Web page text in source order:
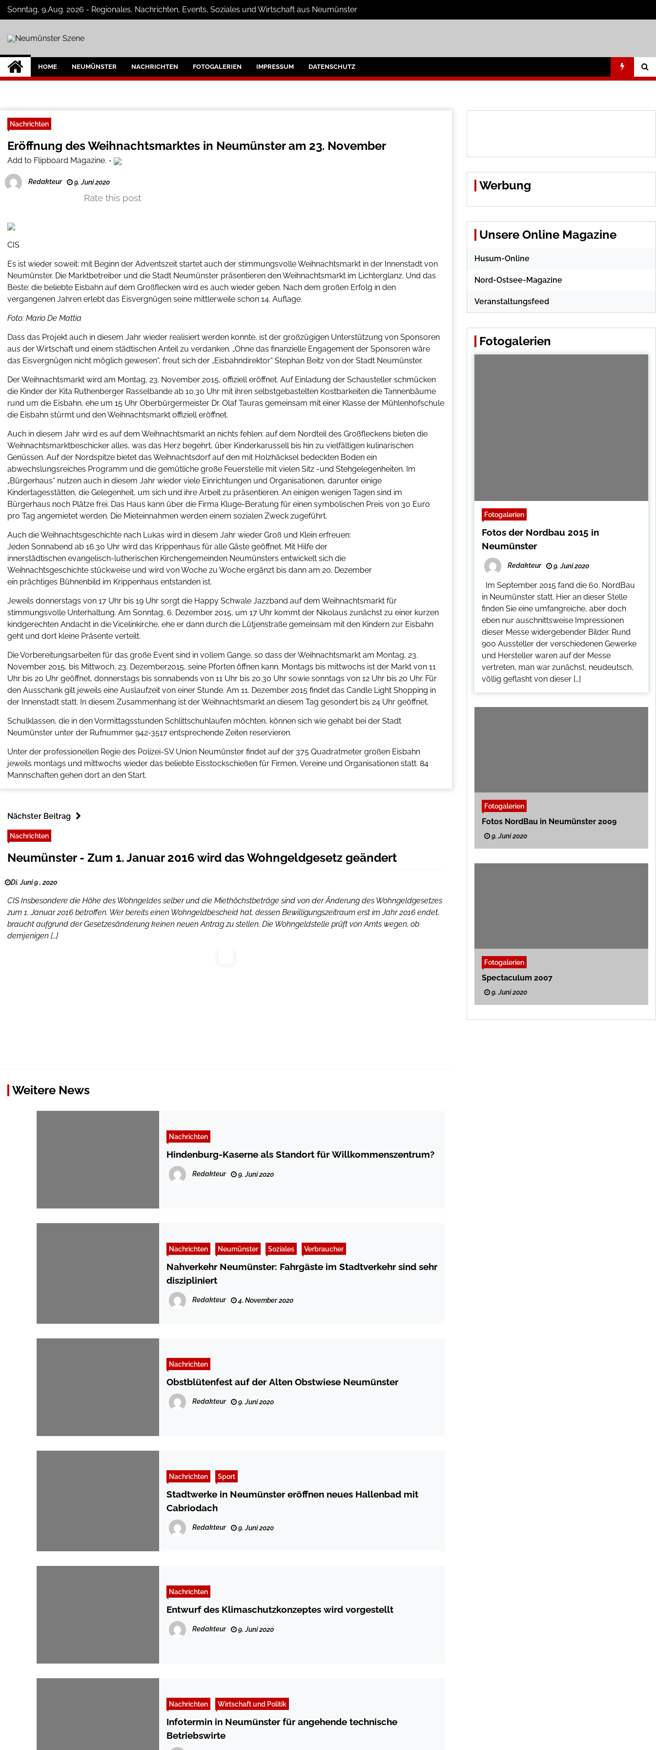
SkipSonntag, 9,Aug. 2026 - Regionales, Nachrichten, Events, Soziales und Wirtschaft aus Neumünster
Neumünster Szene
Neuigkeiten und Nachrichten aus Neumünster und Umgebung
HOME NEUMÜNSTER NACHRICHTEN FOTOGALERIEN IMPRESSUM DATENSCHUTZ
Nachrichten
Eröffnung des Weihnachtsmarktes in Neumünster am 23. November
Add to Flipboard Magazine. -
Redakteur 9. Juni 2020
Rate this post
CIS
Es ist wieder soweit: mit Beginn der Adventszeit startet auch der stimmungsvolle Weihnachtsmarkt in der Innenstadt von
Neumünster. Die Marktbetreiber und die Stadt Neumünster präsentieren den Weihnachtsmarkt im Lichterglanz. Und das
Beste: die beliebte Eisbahn auf dem Großflecken wird es auch wieder geben. Nach dem großen Erfolg in den
vergangenen Jahren erlebt das Eisvergnügen seine mittlerweile schon 14. Auflage.
Foto: Mario De Mattia
Dass das Projekt auch in diesem Jahr wieder realisiert werden konnte, ist der großzügigen Unterstützung von Sponsoren
aus der Wirtschaft und einem städtischen Anteil zu verdanken. „Ohne das finanzielle Engagement der Sponsoren wäre
das Eisvergnügen nicht möglich gewesen“, freut sich der „Eisbahndirektor“ Stephan Beitz von der Stadt Neumünster.
Der Weihnachtsmarkt wird am Montag, 23. November 2015, offiziell eröffnet. Auf Einladung der Schausteller schmücken
die Kinder der Kita Ruthenberger Rasselbande ab 10.30 Uhr mit ihren selbstgebastelten Kostbarkeiten die Tannenbäume
rund um die Eisbahn, ehe um 15 Uhr Oberbürgermeister Dr. Olaf Tauras gemeinsam mit einer Klasse der Mühlenhofschule
die Eisbahn stürmt und den Weihnachtsmarkt offiziell eröffnet.
Auch in diesem Jahr wird es auf dem Weihnachtsmarkt an nichts fehlen: auf dem Nordteil des Großfleckens bieten die
Weihnachtsmarktbeschicker alles, was das Herz begehrt, über Kinderkarussell bis hin zu vielfältigen kulinarischen
Genüssen. Auf der Nordspitze bietet das Weihnachtsdorf auf den mit Holzhäcksel bedeckten Boden ein
abwechslungsreiches Programm und die gemütliche große Feuerstelle mit vielen Sitz -und Stehgelegenheiten. Im
„Bürgerhaus“ nutzen auch in diesem Jahr wieder viele Einrichtungen und Organisationen, darunter einige
Kindertagesstätten, die Gelegenheit, um sich und ihre Arbeit zu präsentieren. An einigen wenigen Tagen sind im
Bürgerhaus noch Plätze frei. Das Haus kann über die Firma Kluge-Beratung für einen symbolischen Preis von 30 Euro
pro Tag angemietet werden. Die Mieteinnahmen werden einem sozialen Zweck zugeführt.
Auch die Weihnachtsgeschichte nach Lukas wird in diesem Jahr wieder Groß und Klein erfreuen:
Jeden Sonnabend ab 16.30 Uhr wird das Krippenhaus für alle Gäste geöffnet. Mit Hilfe der
innerstädtischen evangelisch-lutherischen Kirchengemeinden Neumünsters entwickelt sich die
Weihnachtsgeschichte stückweise und wird von Woche zu Woche ergänzt bis dann am 20. Dezember
ein prächtiges Bühnenbild im Krippenhaus entstanden ist.
Jeweils donnerstags von 17 Uhr bis 19 Uhr sorgt die Happy Schwale Jazzband auf dem Weihnachtsmarkt für
stimmungsvolle Unterhaltung. Am Sonntag, 6. Dezember 2015, um 17 Uhr kommt der Nikolaus zunächst zu einer kurzen
kindgerechten Andacht in die Vicelinkirche, ehe er dann durch die Lütjenstraße gemeinsam mit den Kindern zur Eisbahn
geht und dort kleine Präsente verteilt.
Die Vorbereitungsarbeiten für das große Event sind in vollem Gange, so dass der Weihnachtsmarkt am Montag, 23.
November 2015, bis Mittwoch, 23. Dezember2015, seine Pforten öffnen kann. Montags bis mittwochs ist der Markt von 11
Uhr bis 20 Uhr geöffnet, donnerstags bis sonnabends von 11 Uhr bis 20.30 Uhr sowie sonntags von 12 Uhr bis 20 Uhr. Für
den Ausschank gilt jeweils eine Auslaufzeit von einer Stunde. Am 11. Dezember 2015 findet das Candle Light Shopping in
der Innenstadt statt. In diesem Zusammenhang ist der Weihnachtsmarkt an diesem Tag gesondert bis 24 Uhr geöffnet.
Schulklassen, die in den Vormittagsstunden Schlittschuhlaufen möchten, können sich wie gehabt bei der Stadt
Neumünster unter der Rufnummer 942-3517 entsprechende Zeiten reservieren.
Unter der professionellen Regie des Polizei-SV Union Neumünster findet auf der 375 Quadratmeter großen Eisbahn
jeweils montags und mittwochs wieder das beliebte Eisstockschießen für Firmen, Vereine und Organisationen statt. 84
Mannschaften gehen dort an den Start.
Nächster Beitrag
Nachrichten
Neumünster - Zum 1. Januar 2016 wird das Wohngeldgesetz geändert
Di. Juni 9 , 2020
CIS Insbesondere die Höhe des Wohngeldes selber und die Miethöchstbeträge sind von der Änderung des Wohngeldgesetzes
zum 1. Januar 2016 betroffen. Wer bereits einen Wohngeldbescheid hat, dessen Bewilligungszeitraum erst im Jahr 2016 endet,
braucht aufgrund der Gesetzesänderung keinen neuen Antrag zu stellen. Die Wohngeldstelle prüft von Amts wegen, ob
demjenigen […]
Weitere News
Nachrichten
Hindenburg-Kaserne als Standort für Willkommenszentrum?
Redakteur 9. Juni 2020
Nachrichten Neumünster Soziales Verbraucher
Nahverkehr Neumünster: Fahrgäste im Stadtverkehr sind sehr
diszipliniert
Redakteur 4. November 2020
Nachrichten
Obstblütenfest auf der Alten Obstwiese Neumünster
Redakteur 9. Juni 2020
Nachrichten Sport
Stadtwerke in Neumünster eröffnen neues Hallenbad mit
Cabriodach
Redakteur 9. Juni 2020
Nachrichten
Entwurf des Klimaschutzkonzeptes wird vorgestellt
Redakteur 9. Juni 2020
Nachrichten Wirtschaft und Politik
Infotermin in Neumünster für angehende technische
Betriebswirte
Werbung
Unsere Online Magazine
Husum-Online
Nord-Ostsee-Magazine
Veranstaltungsfeed
Fotogalerien
Fotogalerien
Fotos der Nordbau 2015 in
Neumünster
Redakteur 9. Juni 2020
Im September 2015 fand die 60. NordBau
in Neumünster statt. Hier an dieser Stelle
finden Sie eine umfangreiche, aber doch
eben nur auschnittsweise Impressionen
dieser Messe widergebender Bilder. Rund
900 Aussteller der verschiedenen Gewerke
und Hersteller waren auf der Messe
vertreten, man war zunächst, neudeutsch,
völlig geflasht von dieser […]
Fotogalerien
Fotos NordBau in Neumünster 2009
9. Juni 2020
Fotogalerien
Spectaculum 2007
9. Juni 2020